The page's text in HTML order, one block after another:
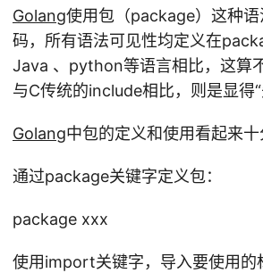
Golang使用包（package）这种
码，所有语法可见性均定义在
Java 、python等语言相比，这算
与C传统的include相比，则是显得“
Golang中包的定义和使用看起来十
通过package关键字定义包：
package xxx
使用import关键字，导入要使用的